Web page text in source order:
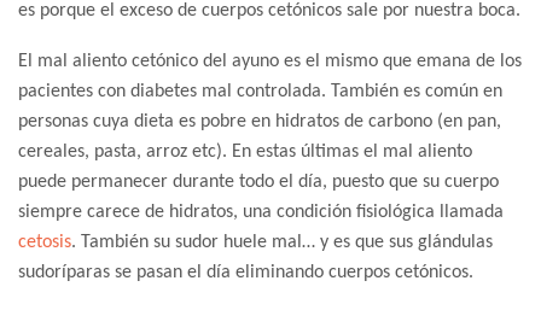
es porque el exceso de cuerpos cetónicos sale por nuestra boca.
El mal aliento cetónico del ayuno es el mismo que emana de los
pacientes con diabetes mal controlada. También es común en
personas cuya dieta es pobre en hidratos de carbono (en pan,
cereales, pasta, arroz etc). En estas últimas el mal aliento
puede permanecer durante todo el día, puesto que su cuerpo
siempre carece de hidratos, una condición fisiológica llamada
cetosis. También su sudor huele mal… y es que sus glándulas
sudoríparas se pasan el día eliminando cuerpos cetónicos.